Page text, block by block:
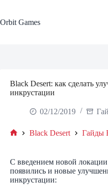
content
Orbit Games
Black Desert: как сделать
инкрустации
02/12/2019
Black Desert Гайды
С введением новой
появились и новые
инкрустации: